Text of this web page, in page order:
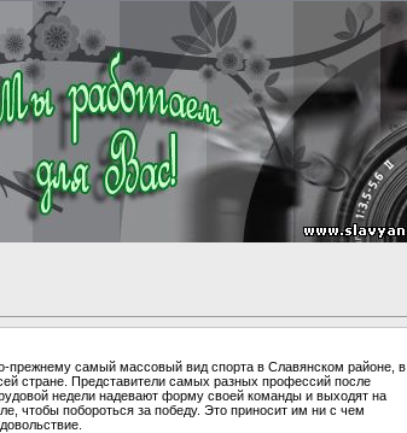
прежнему самый массовый вид спорта в Славянском районе, в
стране. Представители самых разных профессий после
недели надевают форму своей команды и выходят на
чтобы побороться за победу. Это приносит им ни с чем